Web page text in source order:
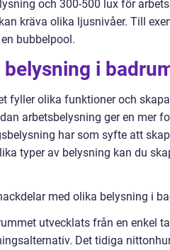
och 300-500 lux för
kräva olika ljusnivåer. Till
bubbelpool.
i
fyller olika funktioner och
arbetsbelysning ger en mer
har som syfte att
typer av belysning kan du
med olika belysning i
utvecklats från en enkel
Det tidiga